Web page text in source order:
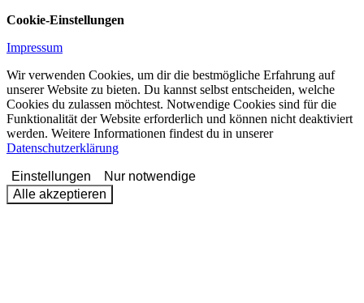
Cookie-Einstellungen
Impressum
Wir verwenden Cookies, um dir die bestmögliche Erfahrung auf
unserer Website zu bieten. Du kannst selbst entscheiden, welche
Cookies du zulassen möchtest. Notwendige Cookies sind für die
Funktionalität der Website erforderlich und können nicht deaktiviert
werden. Weitere Informationen findest du in unserer
Datenschutzerklärung
Einstellungen
Nur notwendige
Alle akzeptieren